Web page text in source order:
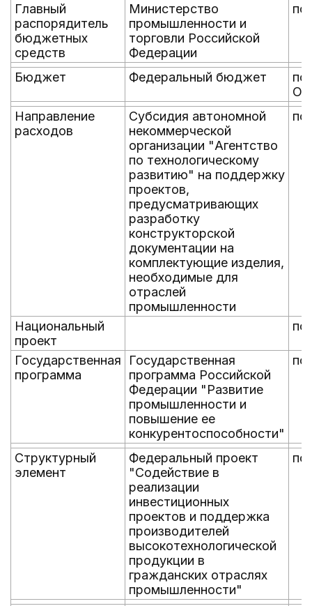
Главный
распорядитель
бюджетных
средств
Министерство
промышленности и
торговли Российской
Федерации
по
Бюджет Федеральный бюджет
по
Направление
расходов
Субсидия автономной
некоммерческой
организации "Агентство
по технологическому
развитию" на поддержку
проектов,
предусматривающих
разработку
конструкторской
документации на
комплектующие изделия,
необходимые для
отраслей
промышленности
по
Национальный
проект
по
Государственная
программа
Государственная
программа Российской
Федерации "Развитие
промышленности и
повышение ее
конкурентоспособности"
по
Структурный
элемент
Федеральный проект
"Содействие в
реализации
инвестиционных
проектов и поддержка
производителей
высокотехнологической
продукции в
гражданских отраслях
промышленности"
по